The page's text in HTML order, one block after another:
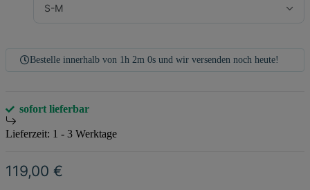
S-M
Bestelle innerhalb von 1h 1m 59sund wir versenden noch heute!
sofort lieferbar
Lieferzeit: 1 - 3 Werktage
119,00 €